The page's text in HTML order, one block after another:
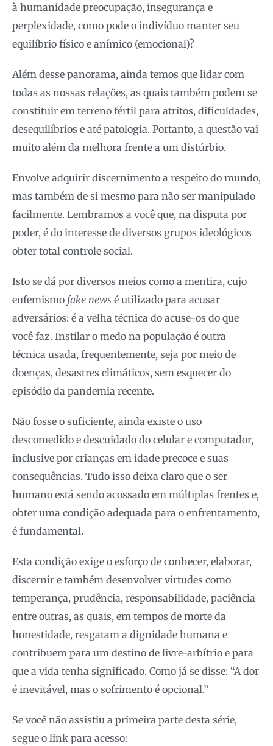
à humanidade preocupação, insegurança e
perplexidade, como pode o indivíduo manter seu
equilíbrio físico e anímico (emocional)?
Além desse panorama, ainda temos que lidar com
todas as nossas relações, as quais também podem se
constituir em terreno fértil para atritos, dificuldades,
desequilíbrios e até patologia. Portanto, a questão vai
muito além da melhora frente a um distúrbio.
Envolve adquirir discernimento a respeito do mundo,
mas também de si mesmo para não ser manipulado
facilmente. Lembramos a você que, na disputa por
poder, é do interesse de diversos grupos ideológicos
obter total controle social.
Isto se dá por diversos meios como a mentira, cujo
eufemismo fake news é utilizado para acusar
adversários: é a velha técnica do acuse-os do que
você faz. Instilar o medo na população é outra
técnica usada, frequentemente, seja por meio de
doenças, desastres climáticos, sem esquecer do
episódio da pandemia recente.
Não fosse o suficiente, ainda existe o uso
descomedido e descuidado do celular e computador,
inclusive por crianças em idade precoce e suas
consequências. Tudo isso deixa claro que o ser
humano está sendo acossado em múltiplas frentes e,
obter uma condição adequada para o enfrentamento,
é fundamental.
Esta condição exige o esforço de conhecer, elaborar,
discernir e também desenvolver virtudes como
temperança, prudência, responsabilidade, paciência
entre outras, as quais, em tempos de morte da
honestidade, resgatam a dignidade humana e
contribuem para um destino de livre-arbítrio e para
que a vida tenha significado. Como já se disse: “A dor
é inevitável, mas o sofrimento é opcional.”
Se você não assistiu a primeira parte desta série,
segue o link para acesso: